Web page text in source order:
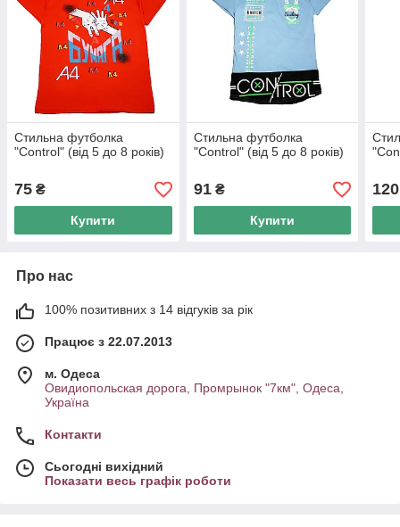
Стильна футболка
"Control" (від 5 до 8 років)
75 ₴
Купити
Стильна футболка
"Control" (від 5 до 8 років)
91₴
Купити
120
Про нас
100% позитивних з 14 відгуків за рік
Працює з 22.07.2013
м. Одеса
Овидиопольская дорога, Промрынок "7км", Одеса,
Україна
Контакти
Сьогодні вихідний
Показати весь графік роботи